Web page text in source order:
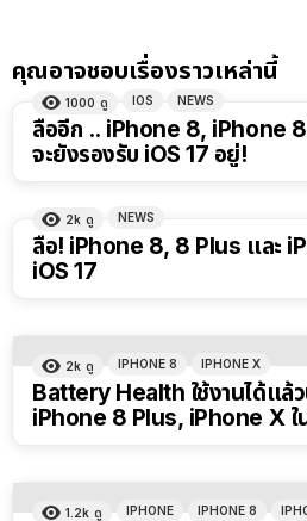
คุณอาจชอบเรื่องราวเหล่านี้
1000 ดู IOS NEWS
ลืออีก .. iPhone 8, iPhone
จะยังรองรับ iOS 17 อยู่!
2k ดู NEWS
ลือ! iPhone 8, 8 Plus และ
iOS 17
2k ดู IPHONE 8 IPHONE X
Battery Health ใช้งานได้แล้
iPhone 8 Plus, iPhone X ใ
1.2k ดู IPHONE IPHONE 8